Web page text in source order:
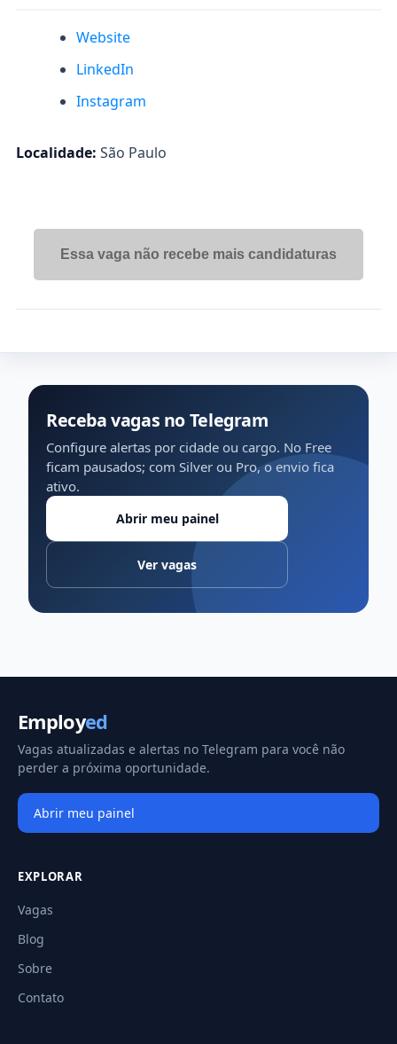
Website
LinkedIn
Instagram
Localidade: São Paulo
Essa vaga não recebe mais candidaturas
Receba vagas no Telegram
Configure alertas por cidade ou cargo. No Free
ficam pausados; com Silver ou Pro, o envio fica
ativo.
Abrir meu painel
Ver vagas
Employed
Vagas atualizadas e alertas no Telegram para você não
perder a próxima oportunidade.
Abrir meu painel
EXPLORAR
Vagas
Blog
Sobre
Contato